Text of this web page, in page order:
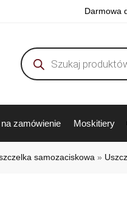
Darmowa
zamówienie Moskitiery
samozaciskowa »